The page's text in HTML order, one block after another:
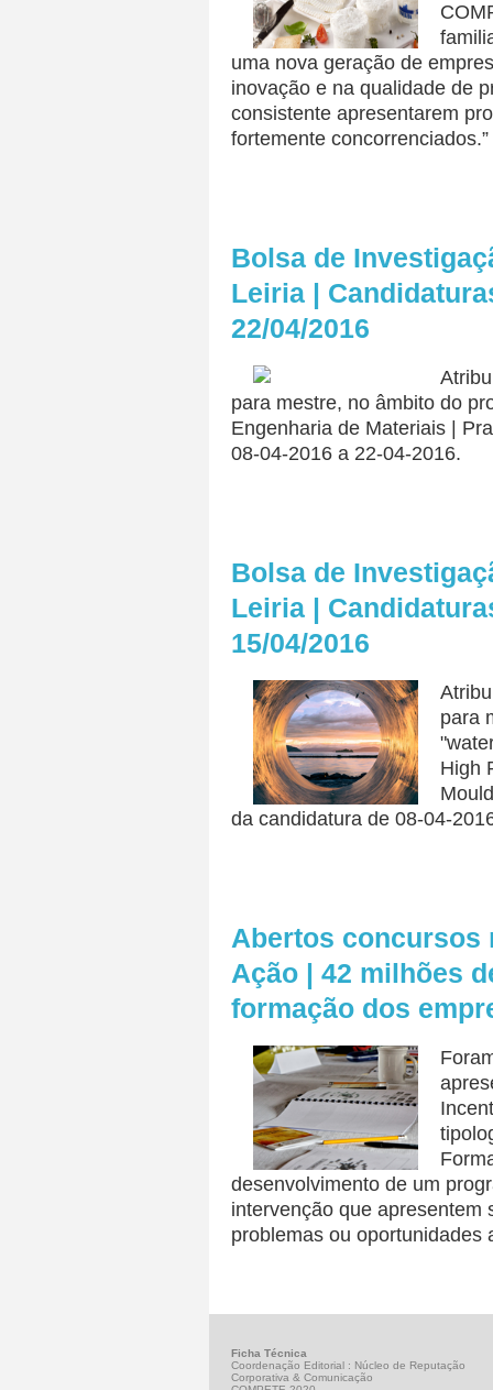
uma nova geração de
inovação e na qualidade de
consistente apresentarem
fortemente concorrenciados.”
Bolsa de
Leiria |
22/04/2016
para mestre, no âmbito do
Engenharia de Materiais |
08-04-2016 a 22-04-2016.
Bolsa de
Leiria |
15/04/2016
para
High
da candidatura de 08-04-
Abertos concursos
Ação | 42 milhões
formação dos
desenvolvimento de um
intervenção que apresentem
problemas ou oportunidades
Ficha Técnica
Coordenação Editorial : Núcleo de Reputação
Corporativa & Comunicação